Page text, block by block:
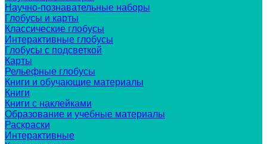
Научно-познавательные наборы
Глобусы и карты
Классические глобусы
Интерактивные глобусы
Глобусы с подсветкой
Карты
Рельефные глобусы
Книги и обучающие материалы
Книги
Книги с наклейками
Образование и учебные материалы
Раскраски
Интерактивные